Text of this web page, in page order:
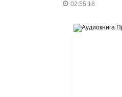
02:55:18